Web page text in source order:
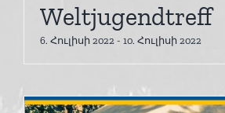
Weltjugendtreff
6. Հուլիսի 2022 - 10. Հուլիսի 2022